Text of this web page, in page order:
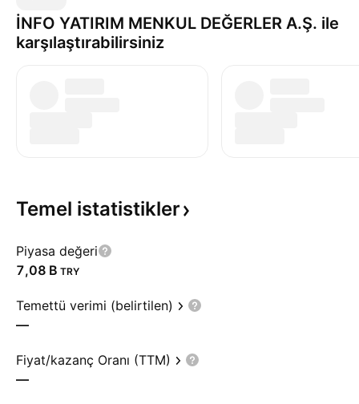
İNFO YATIRIM MENKUL DEĞERLER A.Ş. ile
karşılaştırabilirsiniz
Temel istatistikler
Piyasa değeri
‪7,08 B‬ TRY
Temettü verimi (belirtilen)
—
Fiyat/kazanç Oranı (TTM)
—